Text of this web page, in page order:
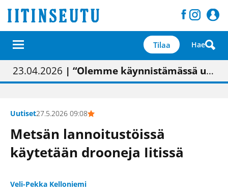
Tilaa Hae
01.02.2026 | Painon vaihtumisen pitäisi näkyä hieman parempana painojäljen laatuna lehdessä
05.02.2026 | Uudistettu kunnantalo on valoisa
23.04.2026 | “Olemme käynnistämässä uudelleen keskustavisiotyön”
09.05.2026| "Maalla on totuttu elämään omavaraisemmin kuin kaupungissa"
Uutiset27.5.2026 09:08
Metsän lannoitustöissä
käytetään drooneja Iitissä
Veli-Pekka Kelloniemi